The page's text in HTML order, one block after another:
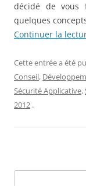
décidé de vous
quelques
Continuer la
Cette entrée a été
Conseil,
Sécurité Applicative,
2012 .